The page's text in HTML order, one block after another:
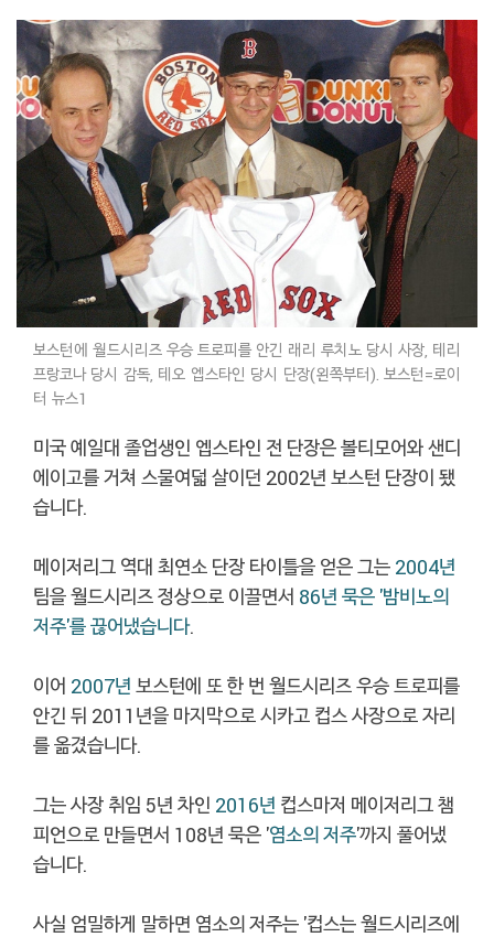
보스턴에 월드시리즈 우승 트로피를 안긴 래리 루치노 당시 사장, 테리
프랑코나 당시 감독, 테오 엡스타인 당시 단장(왼쪽부터). 보스턴=로이
터 뉴스1
미국 예일대 졸업생인 엡스타인 전 단장은 볼티모어와 샌디
에이고를 거쳐 스물여덟 살이던 2002년 보스턴 단장이 됐
습니다.
메이저리그 역대 최연소 단장 타이틀을 얻은 그는 2004년
팀을 월드시리즈 정상으로 이끌면서 86년 묵은 '밤비노의
저주'를 끊어냈습니다.
이어 2007년 보스턴에 또 한 번 월드시리즈 우승 트로피를
안긴 뒤 2011년을 마지막으로 시카고 컵스 사장으로 자리
를 옮겼습니다.
그는 사장 취임 5년 차인 2016년 컵스마저 메이저리그 챔
피언으로 만들면서 108년 묵은 '염소의 저주'까지 풀어냈
습니다.
사실 엄밀하게 말하면 염소의 저주는 '컵스는 월드시리즈에